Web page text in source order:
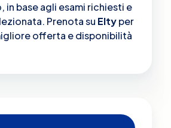
in base agli esami richiesti e
Prenota su Eltyper
offerta e disponibilità